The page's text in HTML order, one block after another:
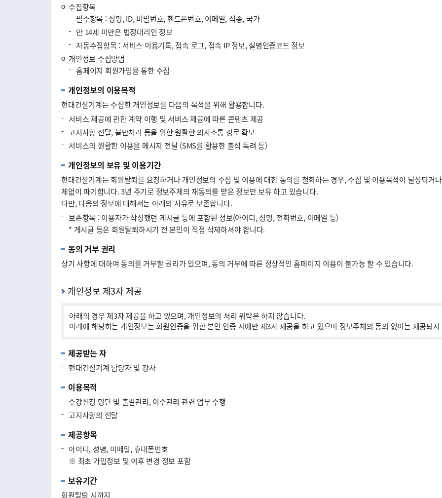
ο 수집항목
- 필수항목 : 성명, ID, 비밀번호, 핸드폰번호, 이메일, 직종, 국가
- 만 14세 미만은 법정대리인 정보
- 자동수집항목 : 서비스 이용기록, 접속 로그, 접속 IP 정보, 실명인증코드 정보
ο 개인정보 수집방법
- 홈페이지 회원가입을 통한 수집
개인정보의 이용목적
현대건설기계는 수집한 개인정보를 다음의 목적을 위해 활용합니다.
- 서비스 제공에 관한 계약 이행 및 서비스 제공에 따른 콘텐츠 제공
- 고지사항 전달, 불만처리 등을 위한 원활한 의사소통 경로 확보
- 서비스의 원활한 이용을 메시지 전달 (SMS를 활용한 출석 독려 등)
개인정보의 보유 및 이용기간
현대건설기계는 회원탈퇴를 요청하거나 개인정보의 수집 및 이용에 대한 동의를 철회하는 경우, 수집 및 이용목적이 달성되거
체없이 파기합니다. 3년 주기로 정보주체의 재동의를 받은 정보만 보유 하고 있습니다.
다만, 다음의 정보에 대해서는 아래의 사유로 보존합니다.
- 보존항목 : 이용자가 작성했던 게시글 등에 포함된 정보(아이디, 성명, 전화번호, 이메일 등)
* 게시글 등은 회원탈퇴하시기 전 본인이 직접 삭제하셔야 합니다.
동의 거부 권리
상기 사항에 대하여 동의를 거부할 권리가 있으며, 동의 거부에 따른 정상적인 홈페이지 이용이 불가능 할 수 있습니다.
개인정보 제3자 제공
아래의 경우 제3자 제공을 하고 있으며, 개인정보의 처리 위탁은 하지 않습니다.
아래에 해당하는 개인정보는 회원인증을 위한 본인 인증 시에만 제3자 제공을 하고 있으며 정보주체의 동의 없이는 제공되
제공받는 자
- 현대건설기계 담당자 및 강사
이용목적
- 수강신청 명단 및 출결관리, 이수관리 관련 업무 수행
- 고지사항의 전달
제공항목
- 아이디, 성명, 이메일, 휴대폰번호
※ 최초 가입정보 및 이후 변경 정보 포함
보유기간
회원탈퇴 시까지